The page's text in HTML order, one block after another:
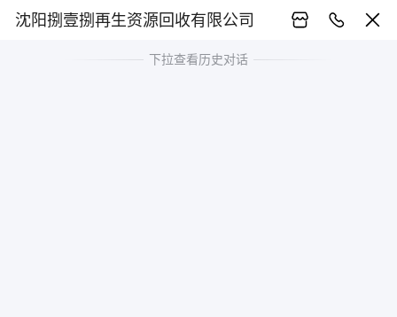
沈阳捌壹捌再生资源回收有限公司
下拉查看历史对话